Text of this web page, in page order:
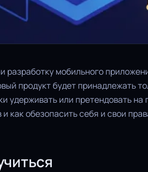
разработку мобильного
продукт будет принадлежать
удерживать или претендовать на
как обезопасить себя и свои